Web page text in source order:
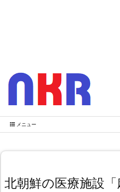
メニュー
北朝鮮の医療施設